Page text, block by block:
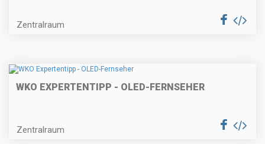
Zentralraum
WKO EXPERTENTIPP - OLED-FERNSEHER
Zentralraum